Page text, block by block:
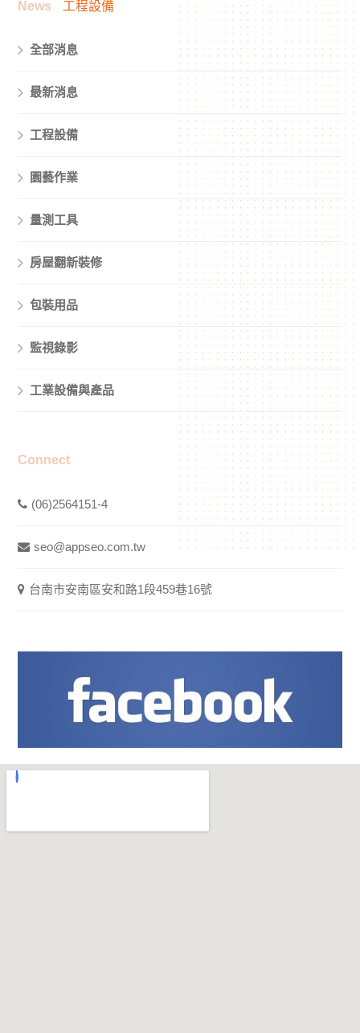
News 工程設備
全部消息
最新消息
工程設備
園藝作業
量測工具
房屋翻新裝修
包裝用品
監視錄影
工業設備與產品
Connect
(06)2564151-4
seo@appseo.com.tw
台南市安南區安和路1段459巷16號